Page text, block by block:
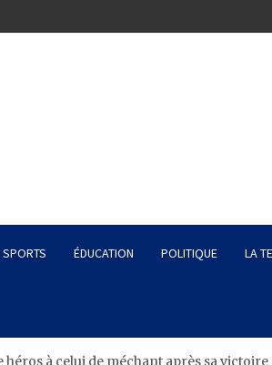
SPORTS ÉDUCATION POLITIQUE LA
héros à celui de méchant après sa